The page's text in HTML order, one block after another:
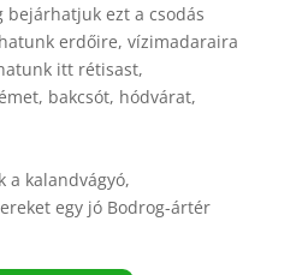
ezt a csodás
erdőire, vízimadaraira
itt rétisast,
bakcsót, hódvárat,
a kalandvágyó,
egy jó Bodrog-ártér